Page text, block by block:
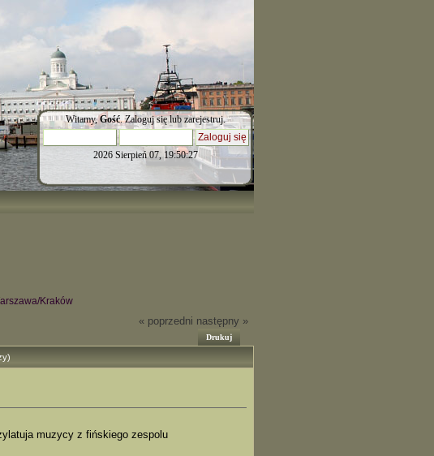
Witamy,Gość.Zaloguj sięlubzarejestruj.
2026 Sierpień 07, 19:50:27
Kraków
« poprzedni następny »
Drukuj
muzycy z fińskiego zespolu